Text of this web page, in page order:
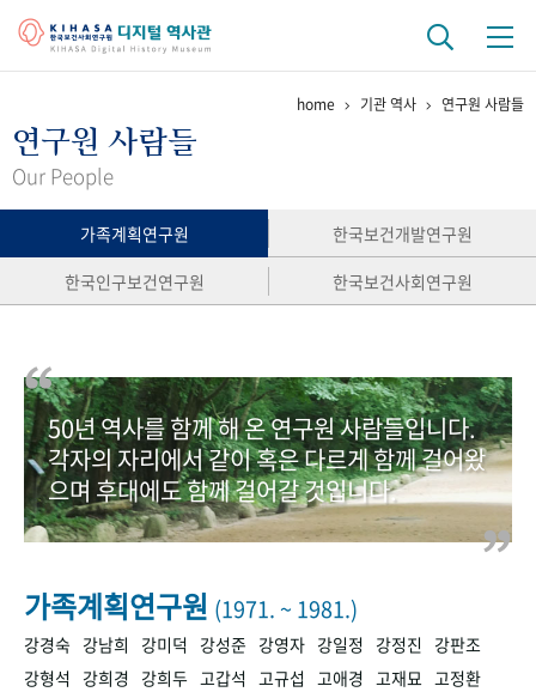
걸어온 길 기관 변천사
연구 역사
정책과 연구 키워드로 보는 연구 역사
연구자들
간행물 변천사
기록물 아카이브
사진 아카이브 문서 기록물 행정박물 영상 기록물
50+1주년 기념
+1
VR 역사관
home 기관 역사 연구원 사람들
연구원 사람들
Our People
가족계획연구원
한국보건개발연구원
한국인구보건연구원
한국보건사회연구원
50년 역사를 함께 해 온 연구원 사람들입니다.
각자의 자리에서 같이 혹은 다르게 함께 걸어왔
으며 후대에도 함께 걸어갈 것입니다.
가족계획연구원 (1971. ~ 1981.)
강경숙 강남희 강미덕 강성준 강영자 강일정 강정진
강판조
강형석
강희경 강희두 고갑석 고규섭 고애경 고재묘 고정환